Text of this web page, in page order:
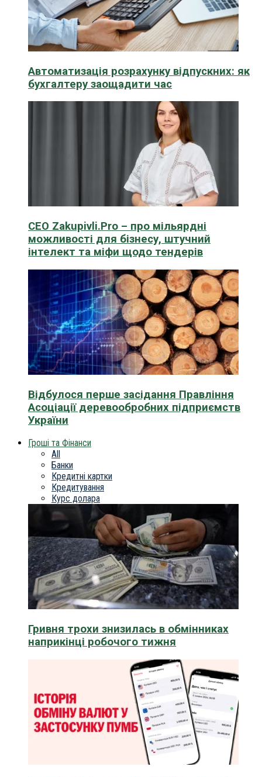
Автоматизація розрахунку відпускних: як
бухгалтеру заощадити час
CEO Zakupivli.Pro – про мільярдні
можливості для бізнесу, штучний
інтелект та міфи щодо тендерів
Відбулося перше засідання Правління
Асоціації деревообробних підприємств
України
Гроші та Фінанси
All
Банки
Кредитні картки
Кредитування
Курс долара
Гривня трохи знизилась в обмінниках
наприкінці робочого тижня